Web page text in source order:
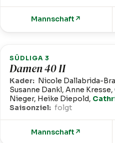
Mannschaft ↗
SÜDLIGA 3
Damen 40 II
Kader: Nicole Dallabrida-
Susanne Dankl, Anne
Nieger, Heike Diepold,
Saisonziel: folgt
Mannschaft ↗